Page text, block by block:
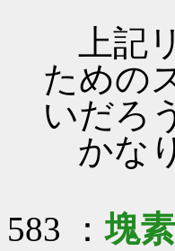
上記
ための
いだろ
かな
583 ：塊